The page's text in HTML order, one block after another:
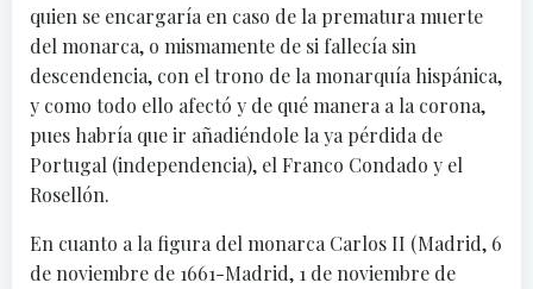
quien se encargaría en caso de la prematura muerte
del monarca, o mismamente de si fallecía sin
descendencia, con el trono de la monarquía hispánica,
y como todo ello afectó y de qué manera a la corona,
pues habría que ir añadiéndole la ya pérdida de
Portugal (independencia), el Franco Condado y el
Rosellón.
En cuanto a la figura del monarca Carlos II (Madrid, 6
de noviembre de 1661-Madrid, 1 de noviembre de